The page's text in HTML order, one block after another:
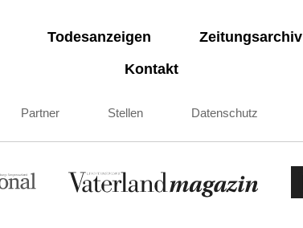
Todesanzeigen Zeitungsarchiv
Kontakt
Partner Stellen Datenschutz